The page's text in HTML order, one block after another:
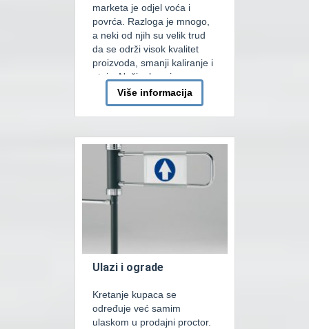
marketa je odjel voća i
povrća. Razloga je mnogo,
a neki od njih su velik trud
da se održi visok kvalitet
proizvoda, smanji kaliranje i
otpis. Našim kupcima smo u
mogućnosti ponuditi više
tipova zidnih i ostrvskih
elementa za prodaju kao i
[…]
Više informacija
Ulazi i ograde
Kretanje kupaca se
određuje već samim
ulaskom u prodajni proctor.